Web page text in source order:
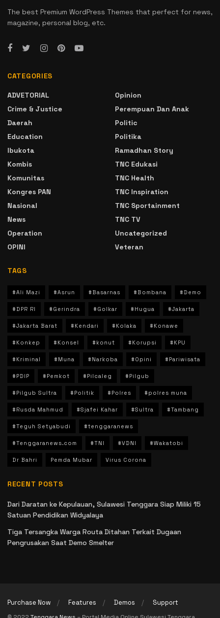
The best Premium WordPress Themes that perfect for news,
magazine, personal blog, etc.
CATEGORIES
ADVETORIAL
Crime & Justice
Daerah
Education
Ibukota
Kombis
Komunitas
Kongres PAN
Nasional
News
Operation
OPINI
Opinion
Perempuan Dan Anak
Politic
Politika
Ramadhan Story
TNC Edukasi
TNC Health
TNC Inspiration
TNC Sportainment
TNC TV
Uncategorized
Veteran
TAGS
#Ali Mazi #Asrun #Basarnas #Bombana #Demo
#DPR RI #Gerindra #Golkar #Hugua #Jakarta
#Jakarta Barat #Kendari #Kolaka #Konawe
#Konkep #Konsel #konut #Korupsi #KPU
#Kriminal #Muna #Narkoba #Opini #Pariwisata
#PDIP #Pemkot #Pilcaleg #Pilgub
#Pilgub Sultra #Politik #Polres #polres muna
#Rusda Mahmud #Sjafei Kahar #Sultra #Tambang
#Teguh Setyabudi #tenggaranews
#Tenggaranews.com #TNI #VDNI #Wakatobi
Dr Bahri Pemda Mubar Virus Corona
RECENT POSTS
Dari Daratan ke Kepulauan, Sulawesi Tenggara Siap Miliki 15
Satuan Pendidikan Widyalaya
Tiga Tersangka Warga Routa Ditahan Terkait Dugaan
Pengrusakan Saat Demo Smelter
Purchase Now Features Demos Support